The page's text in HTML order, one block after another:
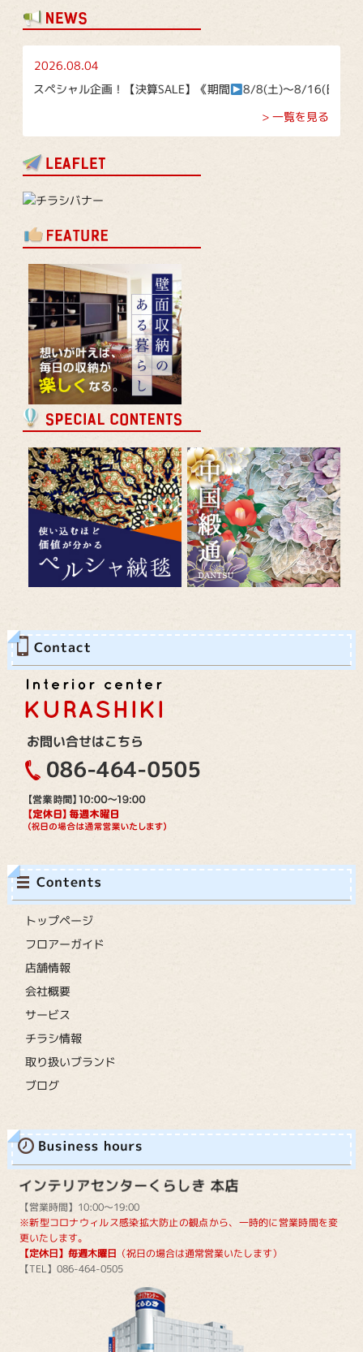
2026.08.04
ペシャル企画！【決算SALE】《期間
8/8(土)～8/16(日)》
> 一覧を見る
トップページ
フロアーガイド
店舗情報
会社概要
サービス
チラシ情報
取り扱いブランド
ブログ
【営業時間】10:00～19:00
※新型コロナウィルス感染拡大防止の観点から、一時的に営業時間を変
更いたします。
【定休日】毎週木曜日 （祝日の場合は通常営業いたします）
【TEL】086-464-0505